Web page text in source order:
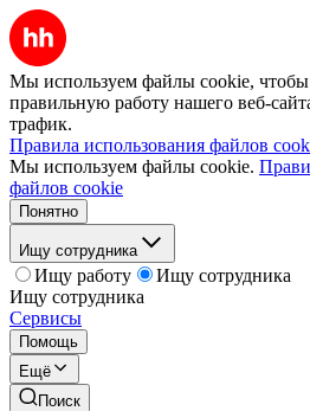
Мы используем файлы cookie, чтобы
правильную работу нашего веб-
трафик.
Правила использования файлов
Мы используем файлы cookie.
файлов cookie
Понятно
Ищу сотрудника
Ищу работу
Ищу сотрудника
Ищу сотрудника
Сервисы
Помощь
Ещё
Поиск